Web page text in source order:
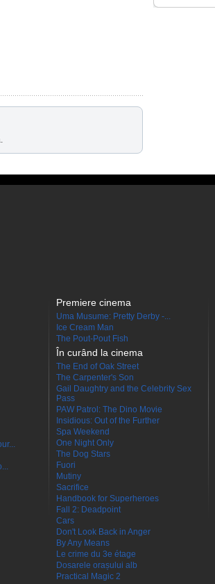
Premiere cinema
Uma Musume: Pretty Derby -...
Ice Cream Man
The Pout-Pout Fish
În curând la cinema
The End of Oak Street
The Carpenter's Son
Gail Daughtry and the Celebrity Sex
Pass
PAW Patrol: The Dino Movie
Insidious: Out of the Further
Spa Weekend
One Night Only
The Dog Stars
Fuori
Mutiny
Sacrifice
Handbook for Superheroes
Fall 2: Deadpoint
Cars
Don't Look Back in Anger
By Any Means
Le crime du 3e étage
Dosarele orașului alb
Practical Magic 2